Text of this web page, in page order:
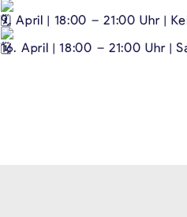
9. April | 18:00 – 21:00 Uhr |
16. April | 18:00 – 21:00 Uhr |